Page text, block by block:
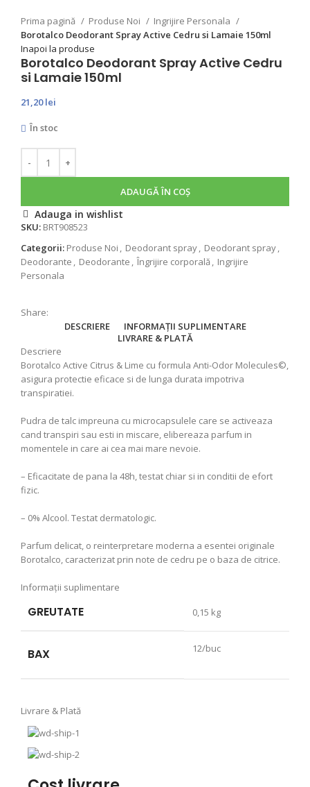
Prima pagină Produse Noi
Ingrijire Personala
Borotalco Deodorant Spray Active Cedru si Lamaie 150ml
Inapoi la produse
Borotalco Deodorant Spray Active Cedru
si Lamaie 150ml
21,20lei
În stoc
ADAUGĂ ÎN COȘ
Adauga in wishlist
SKU: BRT908523
Categorii: Produse Noi , Deodorant spray, Deodorant spray,
Deodorante , Deodorante , Îngrijire corporală , Ingrijire
Personala
Share:
DESCRIERE
INFORMAȚII SUPLIMENTARE
LIVRARE & PLATĂ
Descriere
Borotalco Active Citrus & Lime cu formula Anti-Odor Molecules©,
asigura protectie eficace si de lunga durata impotriva
transpiratiei.
Pudra de talc impreuna cu microcapsulele care se activeaza
cand transpiri sau esti in miscare, elibereaza parfum in
momentele in care ai cea mai mare nevoie.
– Eficacitate de pana la 48h, testat chiar si in conditii de efort
fizic.
– 0% Alcool. Testat dermatologic.
Parfum delicat, o reinterpretare moderna a esentei originale
Borotalco, caracterizat prin note de cedru pe o baza de citrice.
Informații suplimentare
GREUTATE 0,15 kg
BAX 12/buc
Livrare & Plată